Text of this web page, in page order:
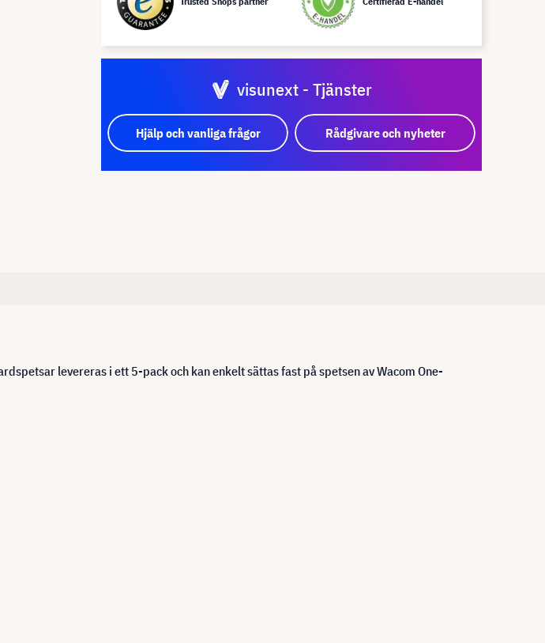
visunext - Tjänster
Hjälp och vanliga frågor Rådgivare och nyheter
levereras i ett 5-pack och kan enkelt sättas fast på spetsen av Wacom One-